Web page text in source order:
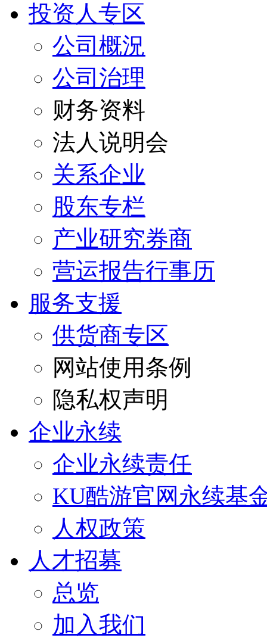
投资人专区
公司概況
公司治理
财务资料
法人说明会
关系企业
股东专栏
产业研究券商
营运报告行事历
服务支援
供货商专区
网站使用条例
隐私权声明
企业永续
企业永续责任
KU酷游官网永续基
人权政策
人才招募
总览
加入我们